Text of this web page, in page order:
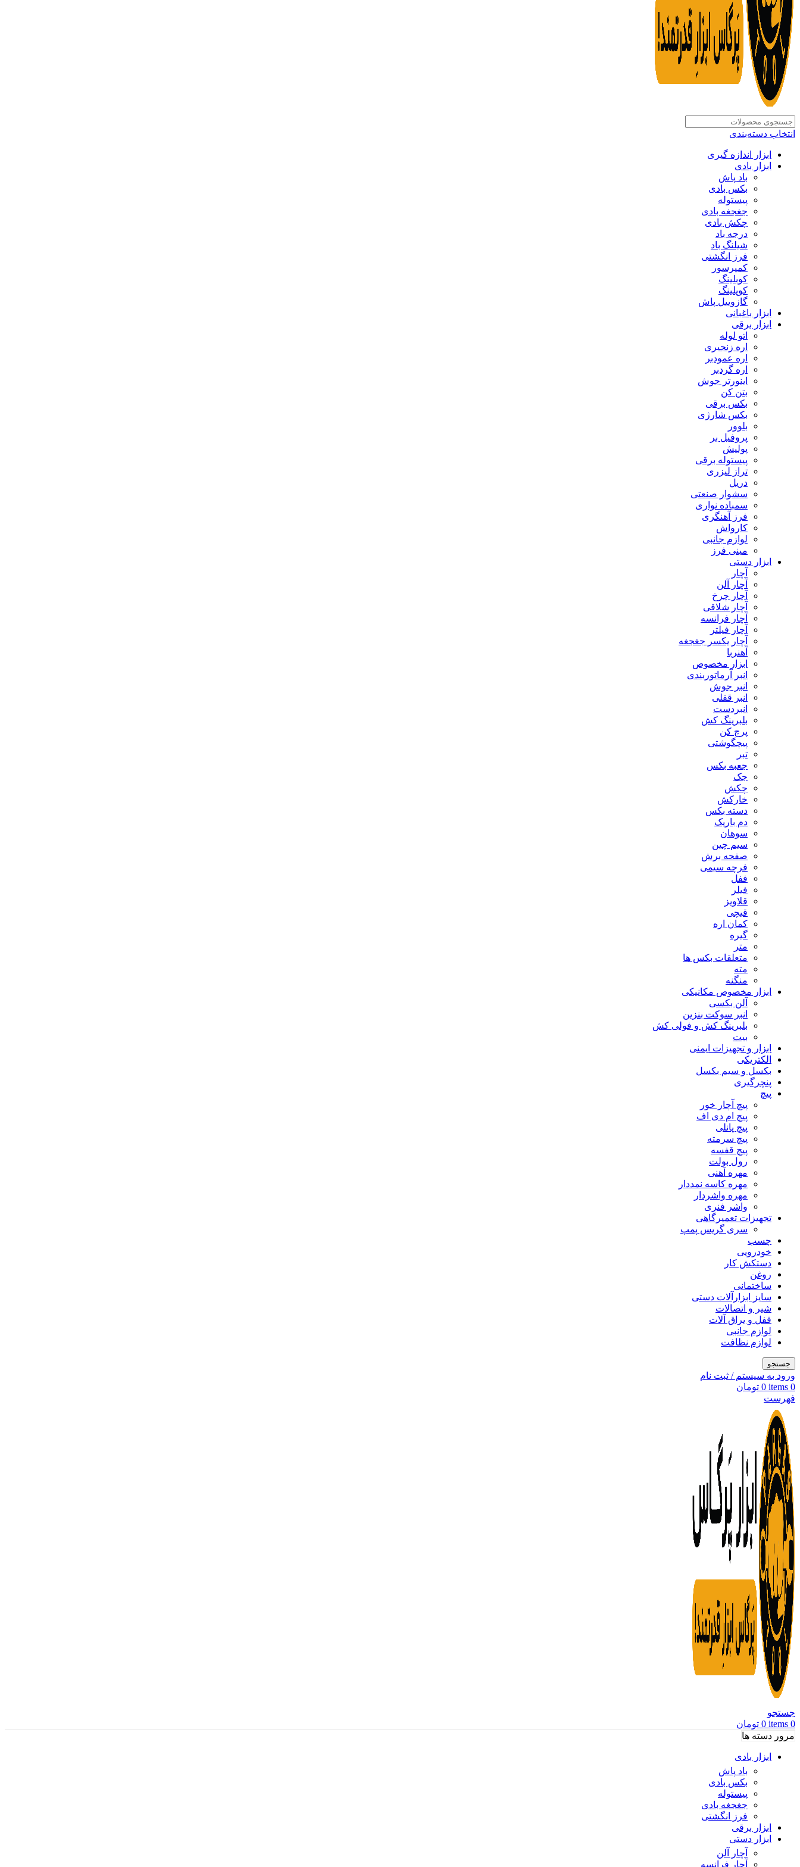
انتخاب دسته‌بندی
ابزار اندازه گیری
ابزار بادی
باد پاش
بکس بادی
پیستوله
جغجغه بادی
چکش بادی
درجه باد
شیلنگ باد
فرز انگشتی
کمپرسور
کوبلینگ
کوپلینگ
گازوییل پاش
ابزار باغبانی
ابزار برقی
اتو لوله
اره زنجیری
اره عمودبر
اره گردبر
اینورتر جوش
بتن کن
بکس برقی
بکس شارژی
بلوور
پروفیل بر
پولیش
پیستوله برقی
تراز لیزری
دریل
سشوار صنعتی
سمباده نواری
فرز آهنگری
کارواش
لوازم جانبی
مینی فرز
ابزار دستی
آچار
آچار آلن
آچار چرخ
آچار شلاقی
آچار فرانسه
آچار فیلتر
آچار یکسر جغجغه
آهنربا
ابزار مخصوص
انبر آرماتوربندی
انبر جوش
انبر قفلی
انبردست
بلبرینگ کش
پرچ کن
پیچگوشتی
تبر
جعبه بکس
جک
چکش
خارکش
دسته بکس
دم باریک
سوهان
سیم چین
صفحه برش
فرچه سیمی
ففل
فیلر
قلاویز
قیچی
کمان اره
گیره
متر
متعلقات بکس ها
مته
منگنه
ابزار مخصوص مکانیکی
آلن بکسی
انبر سوکت بنزین
بلبرینگ کش و فولی کش
بیت
ابزار و تجهیزات ایمنی
الکتریکی
بکسل و سیم بکسل
پنچرگیری
پیچ
پیچ آچار خور
پیچ ام دی اف
پیچ پانلی
پیچ سرمته
پیچ قفسه
رول بولت
مهره آهنی
مهره کاسه نمددار
مهره واشردار
واشر فنری
تجهیزات تعمیرگاهی
سری گریس پمپ
چسب
خودرویی
دستکش کار
روغن
ساختمانی
سایز ابزارآلات دستی
شیر و اتصالات
قفل و یراق آلات
لوازم جانبی
لوازم نظافت
جستجو
ورود به سیستم / ثبت نام
0
items
0 تومان
فهرست
جستجو
0
items
0 تومان
مرور دسته ها
ابزار بادی
باد پاش
بکس بادی
پیستوله
جغجغه بادی
فرز انگشتی
ابزار برقی
ابزار دستی
آچار آلن
آچار فرانسه